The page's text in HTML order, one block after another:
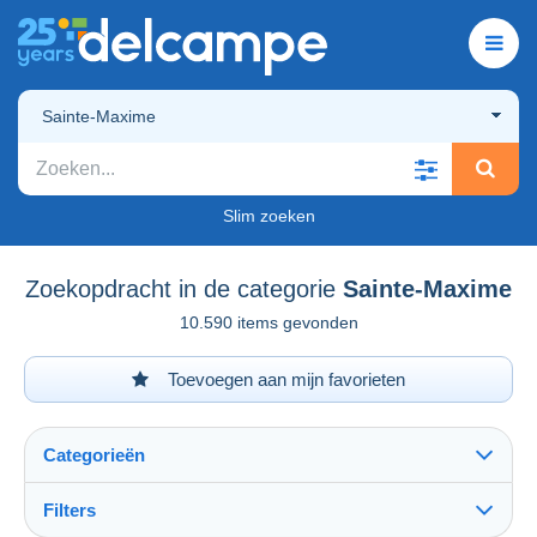
Sainte-Maxime
Slim zoeken
Zoekopdracht in de categorie Sainte-Maxime
10.590 items gevonden
Toevoegen aan mijn favorieten
Categorieën
Filters